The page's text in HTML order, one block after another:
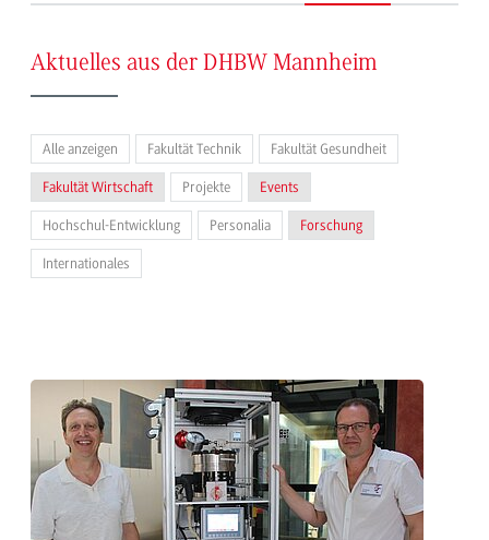
Aktuelles aus der DHBW Mannheim
Alle anzeigen Fakultät Technik Fakultät Gesundheit
Fakultät Wirtschaft Projekte Events
Hochschul-Entwicklung Personalia Forschung
Internationales